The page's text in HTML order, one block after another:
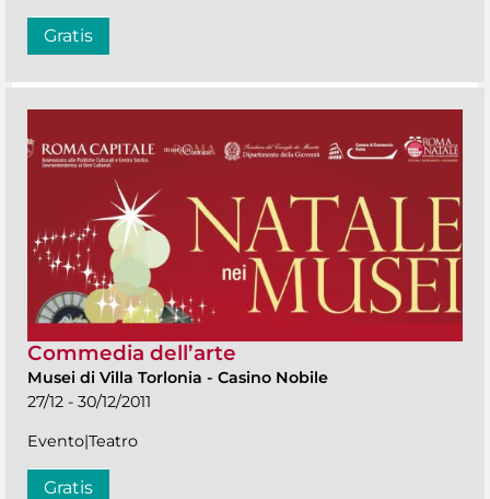
Gratis
Commedia dell’arte
Musei di Villa Torlonia - Casino Nobile
27/12 - 30/12/2011
Evento|Teatro
Gratis